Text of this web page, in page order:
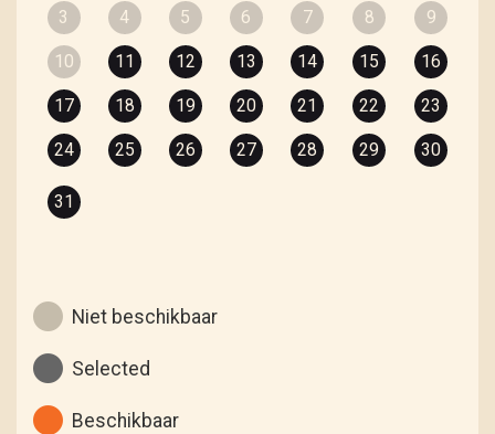
3 4 5 6 7 8 9
10 11 12 13 14 15 16
17 18 19 20 21 22 23
24 25 26 27 28 29 30
31
Niet beschikbaar
Selected
Beschikbaar